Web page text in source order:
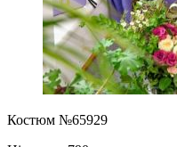
Костюм №65929